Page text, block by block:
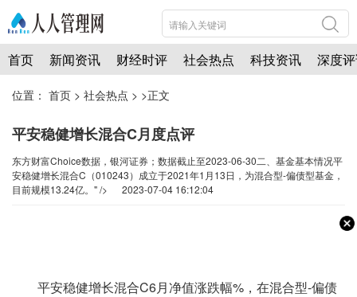
首页 新闻资讯 财经时评 社会热点 科技资讯 深度
位置： 首页 > 社会热点 > >正文
平安稳健增长混合C月度点评
东方财富Choice数据，银河证券；数据截止至2023-06-30二、基金基本情况平
安稳健增长混合C（010243）成立于2021年1月13日，为混合型-偏债型基金，
目前规模13.24亿。" /> 2023-07-04 16:12:04
平安稳健增长混合C6月净值涨跌幅%，在混合型-偏债